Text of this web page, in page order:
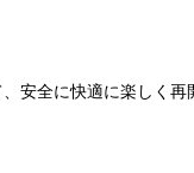
安全に快適に楽しく再